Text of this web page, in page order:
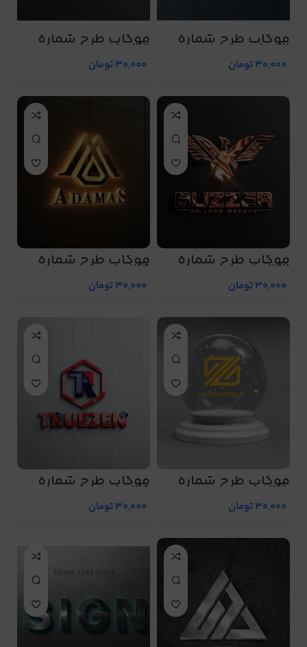
موکاپ طرح شماره
5031
30,000تومان
موکاپ طرح شماره
5032
30,000تومان
موکاپ طرح شماره
5033
30,000تومان
موکاپ طرح شماره
5034
30,000تومان
موکاپ طرح شماره
5035
30,000تومان
موکاپ طرح شماره
5036
30,000تومان